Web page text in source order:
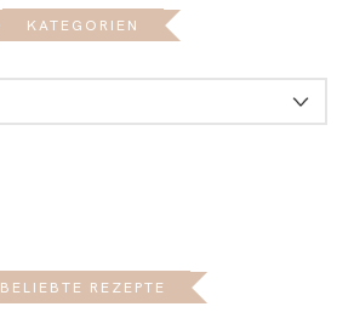
KATEGORIEN
BELIEBTE REZEPTE